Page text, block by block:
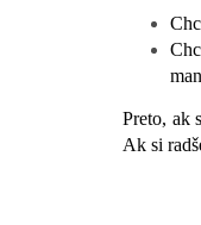
Preto, ak
Ak si